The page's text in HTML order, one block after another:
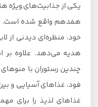
یکی از جذابیت‌های ویژه
هفدهم واقع شده است.
خود، منظره‌ای دیدنی از
هدیه می‌دهد. علاوه بر
چندین رستوران با
فود، غذاهای آسیایی و
غذاهای لذیذ را برای